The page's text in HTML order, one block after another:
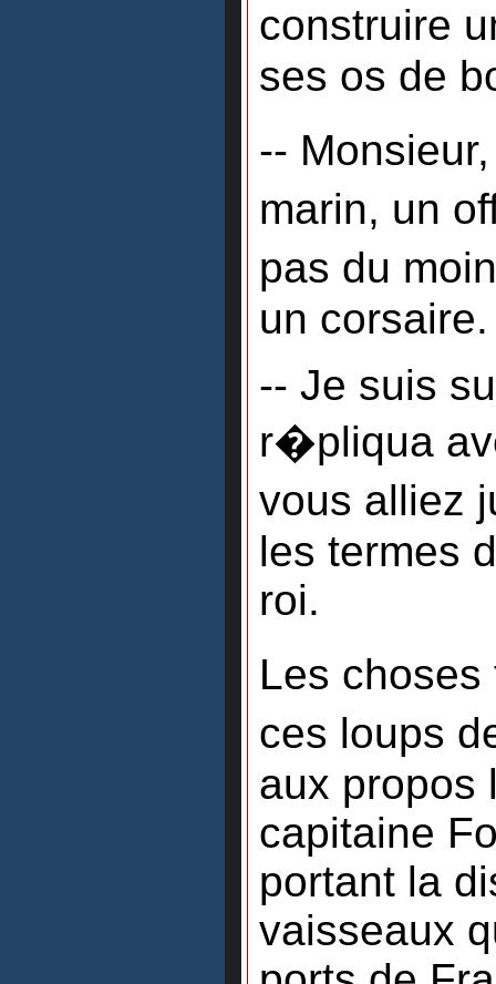
construire
ses os de
--
marin, un
pas du
un corsaire.
-- Je suis
r�pliqua
vous alliez
les termes
roi.
Les
ces loups
aux propos
capitaine
portant la
vaisseaux